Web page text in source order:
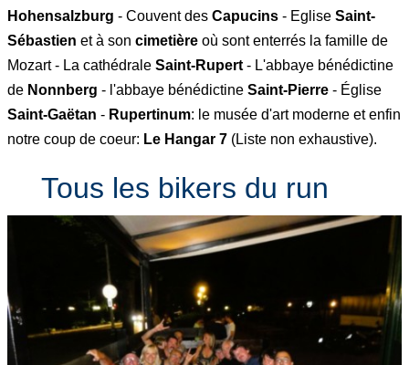
Hohensalzburg - Couvent des Capucins - Eglise Saint-
Sébastien et à son cimetière où sont enterrés la famille de
Mozart - La cathédrale Saint-Rupert - L'abbaye bénédictine
de Nonnberg - l'abbaye bénédictine Saint-Pierre - Église
Saint-Gaëtan - Rupertinum: le musée d'art moderne et enfin
notre coup de coeur: Le Hangar 7 (Liste non exhaustive).
Tous les bikers du run